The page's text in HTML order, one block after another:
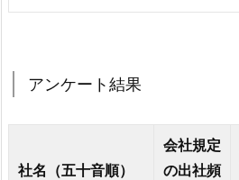
アンケート結果
社名（五十音順）
会社規定
の出社頻